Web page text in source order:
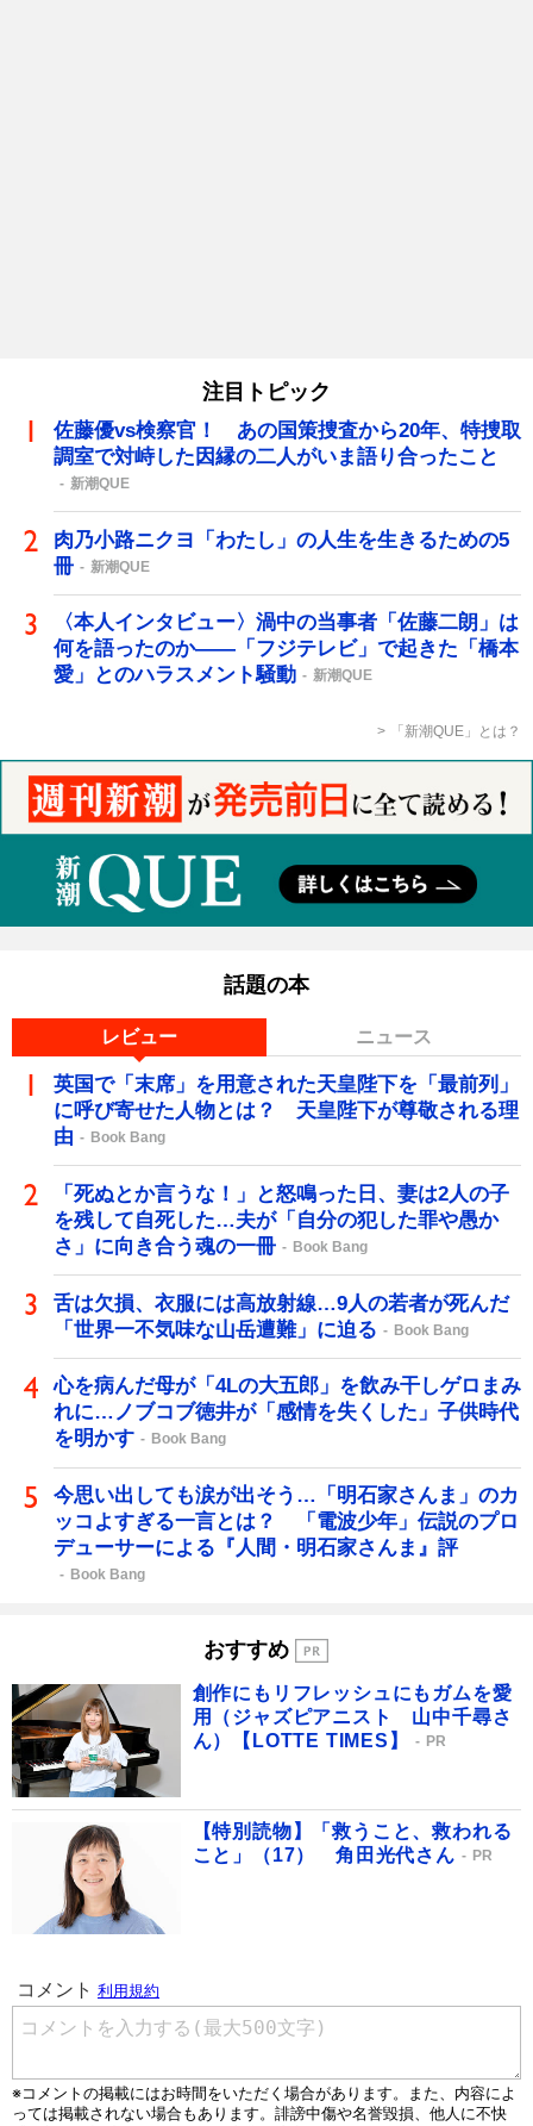
注目トピック
佐藤優vs検察官！ あの国策捜査から20年、特捜取
調室で対峙した因縁の二人がいま語り合ったこと
新潮QUE
肉乃小路ニクヨ「わたし」の人生を生きるための5
冊
新潮QUE
〈本人インタビュー〉渦中の当事者「佐藤二朗」は
何を語ったのか――「フジテレビ」で起きた「橋本
愛」とのハラスメント騒動
新潮QUE
「新潮QUE」とは？
話題の本
レビュー ニュース
英国で「末席」を用意された天皇陛下を「最前列」
に呼び寄せた人物とは？ 天皇陛下が尊敬される理
由
Book Bang
「死ぬとか言うな！」と怒鳴った日、妻は2人の子
を残して自死した…夫が「自分の犯した罪や愚か
さ」に向き合う魂の一冊
Book Bang
舌は欠損、衣服には高放射線…9人の若者が死んだ
「世界一不気味な山岳遭難」に迫る
Book Bang
心を病んだ母が「4Lの大五郎」を飲み干しゲロまみ
れに…ノブコブ徳井が「感情を失くした」子供時代
を明かす
Book Bang
今思い出しても涙が出そう…「明石家さんま」のカ
ッコよすぎる一言とは？ 「電波少年」伝説のプロ
デューサーによる『人間・明石家さんま』評
Book Bang
おすすめ
創作にもリフレッシュにもガムを愛
用（ジャズピアニスト 山中千尋さ
ん）【LOTTE TIMES】
PR
【特別読物】「救うこと、救われる
こと」（17） 角田光代さん
PR